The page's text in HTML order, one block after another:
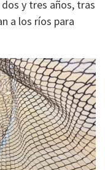
y tres años, tras
a los ríos para